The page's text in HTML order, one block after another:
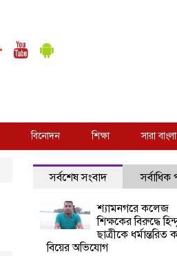
বিনোদন শিক্ষা সারা বাংলা
সর্বশেষ সংবাদ সর্বাধিক
শ্যামনগরে কলেজ
শিক্ষকের বিরুদ্ধে
ছাত্রীকে ধর্মান্তরিত
বিয়ের অভিযোগ